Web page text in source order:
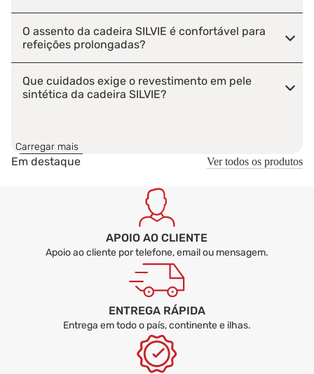
O assento da cadeira SILVIE é confortável para
refeições prolongadas?
Que cuidados exige o revestimento em pele
sintética da cadeira SILVIE?
além da sala de jantar?
Carregar mais
Em destaque Ver todos os produtos
APOIO AO CLIENTE
Apoio ao cliente por telefone, email ou mensagem.
ENTREGA RÁPIDA
Entrega em todo o país, continente e ilhas.